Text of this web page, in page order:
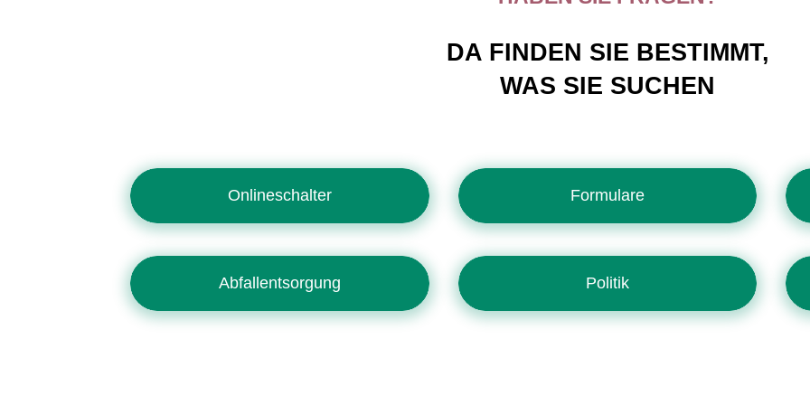
DA FINDEN SIE BESTIMMT,
WAS SIE SUCHEN
Onlineschalter Formulare
Abfallentsorgung Politik